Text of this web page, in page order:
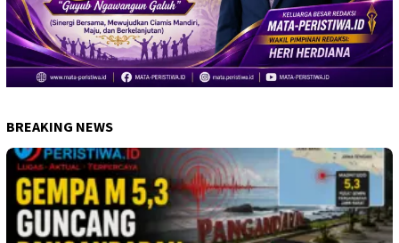
BREAKING NEWS